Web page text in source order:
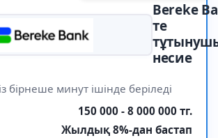
Bereke
те
несие
бірнеше минут ішінде беріледі
150 000 - 8 000 000 тг.
Жылдық 8%-дан бастап